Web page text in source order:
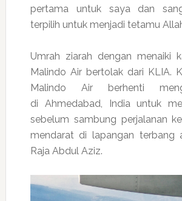
pertama untuk saya dan
terpilih untuk menjadi tetamu
Umrah ziarah dengan menaiki
Malindo Air bertolak dari KLIA.
Malindo Air berhenti
di Ahmedabad, India untuk
sebelum sambung perjalanan
mendarat di lapangan terbang
Raja Abdul Aziz.